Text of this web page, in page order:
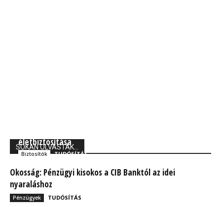
SOKAN OLVASTÁK...
életbiztosítása
Biztosítók TUDÓSÍTÁS
Okosság: Pénzügyi kisokos a CIB Banktól az idei
nyaraláshoz
Pénzügyek TUDÓSÍTÁS